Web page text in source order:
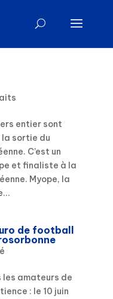
entier sont
la sortie du
C’est un
et finaliste à la
Myope, la
de football
les amateurs de
: le 10 juin